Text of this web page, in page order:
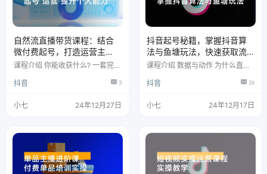
节：如何让账号增加同…
m…
自然流直播带货课程：结合
微付费起号，打造运营主
播，提升个人能力
课程介绍 你能收获什么? 一套完整
营型主播以便复制裂变 从0-1提升
融入圈子 快速沉淀 课程内容 12-0
课2.mp4 12-10基础罗盘课1.mp4
12-10基础罗盘课2.mp4 12-13微
付费起号1.mp4 12-13微付费起号
2.mp4 1…
抖音 3
小七 24年12月27日
抖音起号秘籍，掌握抖音算
法与鱼塘玩法，快速获取流
量，打造爆款直播间
课程介绍 数据与动作 为什么直播
品 需要更多的流量 抖音的算法是
流机制是什么 相当于淘宝的体系
抖音 26
小七 24年12月17日